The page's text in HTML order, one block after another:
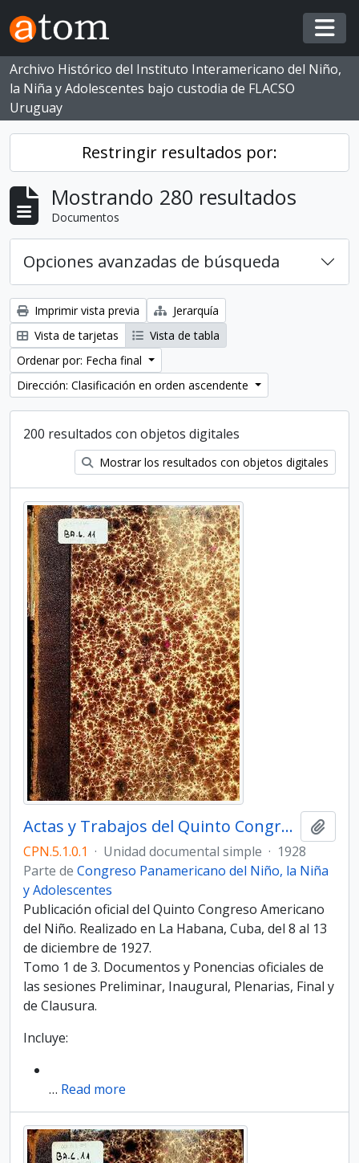
Skip to main content
Archivo Histórico del Instituto Interamericano del Niño,
la Niña y Adolescentes bajo custodia de FLACSO
Uruguay
Restringir resultados por:
Mostrando 280 resultados
Documentos
Opciones avanzadas de búsqueda
Imprimir vista previa
Jerarquía
Vista de tarjetas
Vista de tabla
Ordenar por: Fecha final
Dirección: Clasificación en orden ascendente
200 resultados con objetos digitales
Mostrar los resultados con objetos digitales
Actas y Trabajos del Quinto Congreso Panamericano del Niño. Tomo I
CPN.5.1.0.1 · Unidad documental simple · 1928
Parte de Congreso Panamericano del Niño, la Niña
y Adolescentes
Publicación oficial del Quinto Congreso Americano
del Niño. Realizado en La Habana, Cuba, del 8 al 13
de diciembre de 1927.
Tomo 1 de 3. Documentos y Ponencias oficiales de
las sesiones Preliminar, Inaugural, Plenarias, Final y
de Clausura.
Incluye:
… Read more